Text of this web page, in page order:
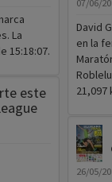
La
15:18:07.
este
07/06/
David
en la
26/05/